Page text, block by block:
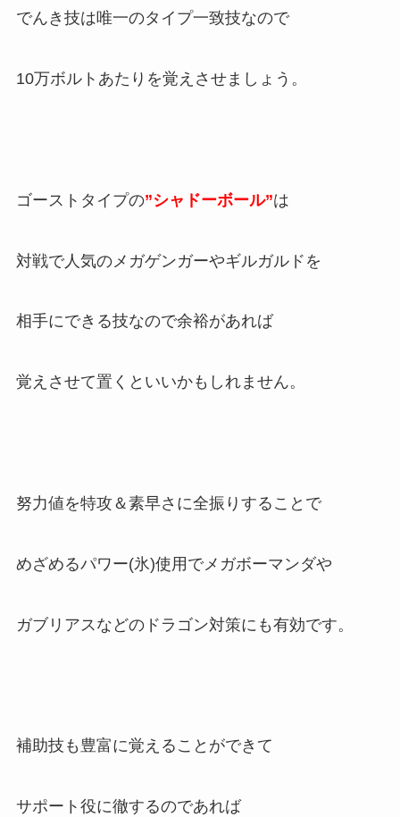
でんき技は唯一のタイプ一致技なので
10万ボルトあたりを覚えさせましょう。
ゴーストタイプの”シャドーボール”は
対戦で人気のメガゲンガーやギルガルドを
相手にできる技なので余裕があれば
覚えさせて置くといいかもしれません。
努力値を特攻＆素早さに全振りすることで
めざめるパワー(氷)使用でメガボーマンダや
ガブリアスなどのドラゴン対策にも有効です。
補助技も豊富に覚えることができて
サポート役に徹するのであれば